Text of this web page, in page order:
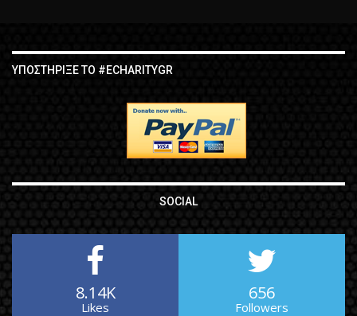
ΥΠΟΣΤΉΡΙΞΕ ΤΟ #ECHARITYGR
SOCIAL
8.14K
Likes
656
Followers